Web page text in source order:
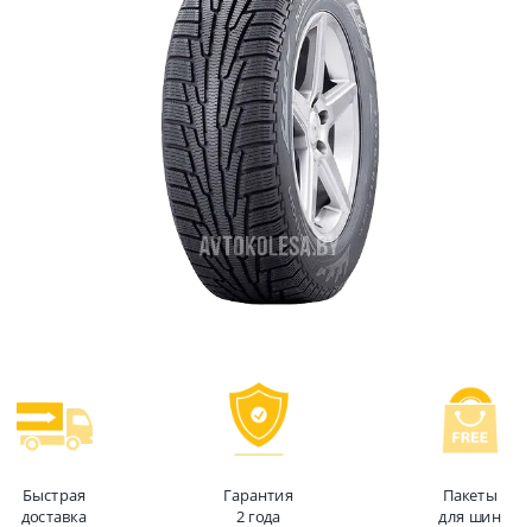
Быстрая
доставка
Гарантия
2 года
Пакеты
для шин